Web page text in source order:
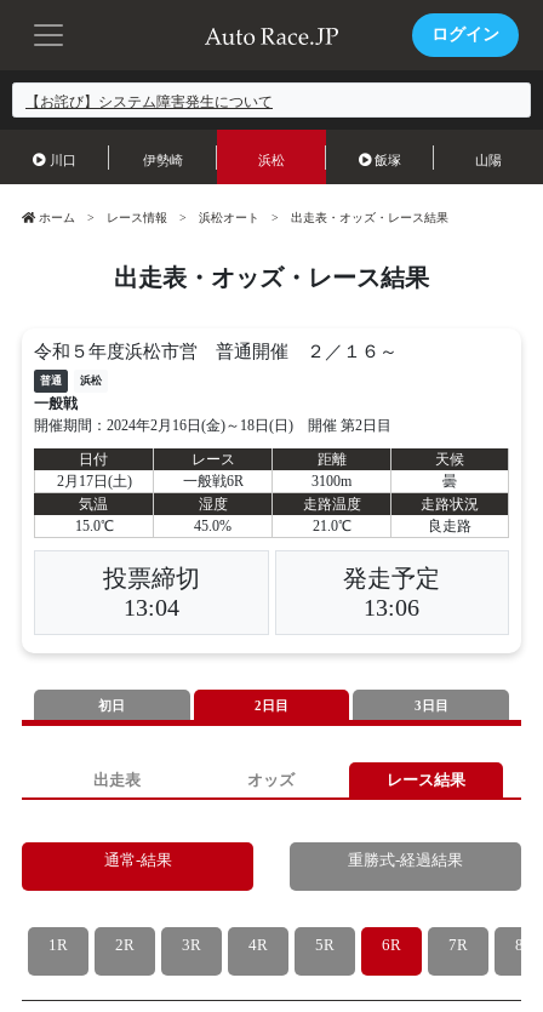
ログイン
【お詫び】システム障害発生について
川口 伊勢崎 浜松 飯塚 山陽
ホーム レース情報 浜松オート 出走表・オッズ・レース結果
出走表・オッズ・レース結果
令和５年度浜松市営 普通開催 ２／１６～
普通 浜松
一般戦
開催期間：2024年2月16日(金)～18日(日) 開催 第2日目
日付
レース 距離
天候
2月17日(土)
一般戦6R 3100m
曇
気温
湿度 走路温度
走路状況
15.0℃
45.0% 21.0℃ 良走路
投票締切
13:04
発走予定
13:06
初日 2日目 3日目
出走表 オッズ レース結果
通常-結果 重勝式-経過結果
1R 2R 3R 4R 5R 6R 7R 8R